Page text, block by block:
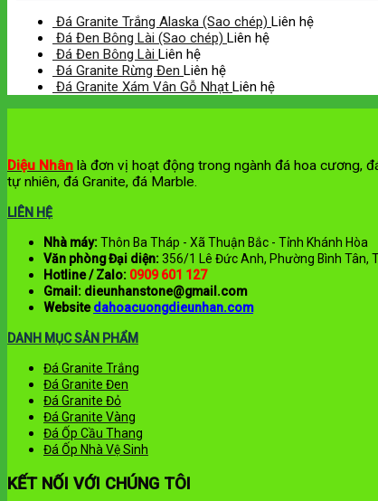
Đá Granite Trắng Alaska (Sao chép) Liên hệ
Đá Đen Bông Lài (Sao chép) Liên hệ
Đá Đen Bông Lài Liên hệ
Đá Granite Rừng Đen Liên hệ
Đá Granite Xám Vân Gỗ Nhạt Liên hệ
Diệu Nhân là đơn vị hoạt động trong ngành đá hoa cương,
tự nhiên, đá Granite, đá Marble.
LIÊN HỆ
Nhà máy:Thôn Ba Tháp - Xã Thuận Bắc - Tỉnh Khánh Hòa
Văn phòng Đại diện:356/1 Lê Đức Anh, Phường Bình Tân,
Hotline / Zalo: 0909 601 127
Gmail: dieunhanstone@gmail.com
Websitedahoacuongdieunhan.com
DANH MỤC SẢN PHẨM
Đá Granite Trắng
Đá Granite Đen
Đá Granite Đỏ
Đá Granite Vàng
Đá Ốp Cầu Thang
Đá Ốp Nhà Vệ Sinh
KẾT NỐI VỚI CHÚNG TÔI